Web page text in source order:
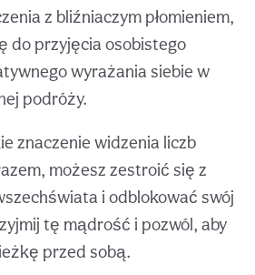
z bliźniaczym płomieniem,
do przyjęcia osobistego
wyrażania siebie w
podróży.
znaczenie widzenia liczb
możesz zestroić się z
i odblokować swój
tę mądrość i pozwól, aby
przed sobą.